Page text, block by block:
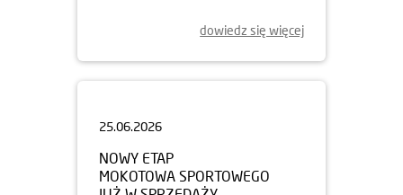
dowiedz się więcej
NOWY ETAP
MOKOTOWA SPORTOWEGO
JUŻ W SPRZEDAŻY